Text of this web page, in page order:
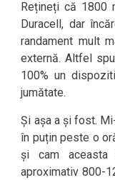
Rețineți că 1800
Duracell, dar
randament mult
externă. Altfel
100% un
jumătate.
Și așa a și fost.
în puțin peste o
și cam aceasta
aproximativ 800-